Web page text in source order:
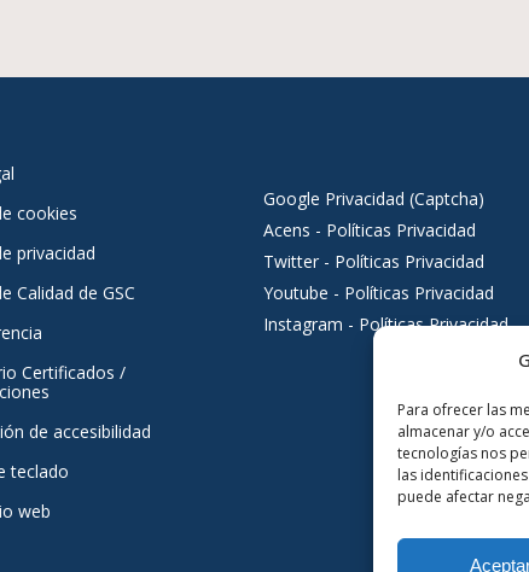
Para ofrecer las
almacenar y/o
tecnologías nos
las
puede afectar
cookies
privacidad
Calidad de GSC
Certificados /
de accesibilidad
teclado
web
Google Privacidad (Captcha)
Acens - Políticas Privacidad
Twitter - Políticas Privacidad
Youtube - Políticas Privacidad
Instagram - Políticas Privacidad